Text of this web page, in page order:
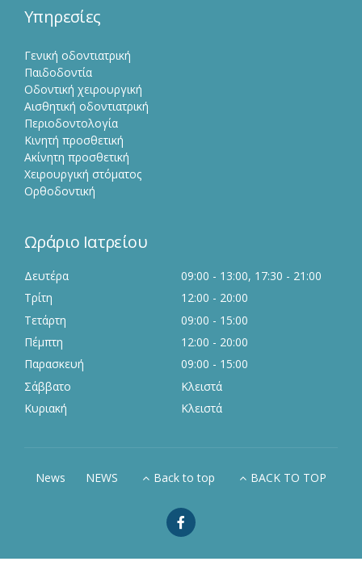
Υπηρεσίες
Γενική οδοντιατρική
Παιδοδοντία
Οδοντική χειρουργική
Αισθητική οδοντιατρική
Περιοδοντολογία
Κινητή προσθετική
Ακίνητη προσθετική
Χειρουργική στόματος
Ορθοδοντική
Ωράριο Ιατρείου
Δευτέρα
09:00 - 13:00, 17:30 - 21:00
Τρίτη
12:00 - 20:00
Τετάρτη
09:00 - 15:00
Πέμπτη
12:00 - 20:00
Παρασκευή
09:00 - 15:00
Σάββατο
Κλειστά
Κυριακή
Κλειστά
News NEWS Back to top BACK TO TOP